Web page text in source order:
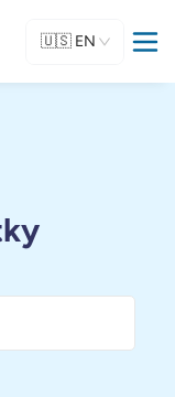
🇺🇸 EN